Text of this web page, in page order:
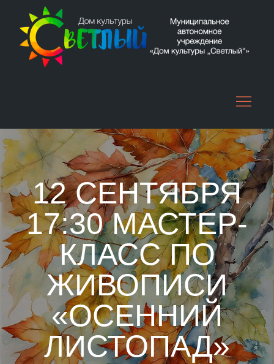
content
12 СЕНТЯБРЯ
17:30 МАСТЕР-
КЛАСС ПО
ЖИВОПИСИ
«ОСЕННИЙ
ЛИСТОПАД»